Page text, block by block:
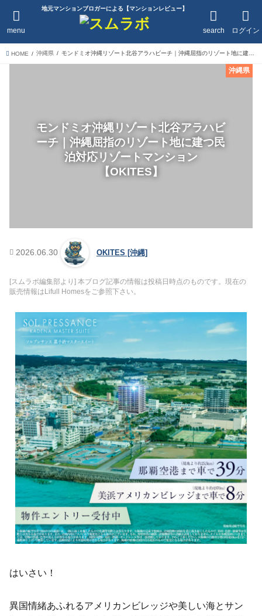
地元マンションブロガーによる【マンションレビュー】
ログイン
search
menu
HOME 沖縄県
モンドミオ沖縄リゾート北谷アラハビ
ーチ｜沖縄屈指のリゾート地に建つ民
泊対応リゾートマンション
【OKITES】
沖縄県
2026.06.30 OKITES [沖縄]
[スムラボ編集部より] 本ブログ記事の情報は投稿日時点のものです。現在の
販売情報はLifull Homesをご参照下さい。
はいさい！
異国情緒あふれるアメリカンビレッジや美しい海とサン